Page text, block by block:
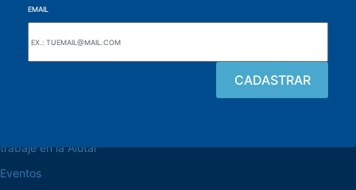
EMAIL
trabaje en la Alutal
Eventos